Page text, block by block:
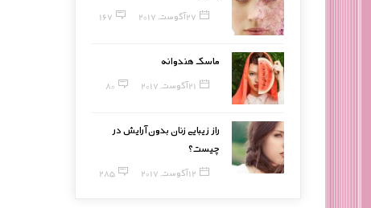
27 آگوست, 2017 167
ماسک هندوانه
21 آگوست, 2017 80
راز زیبایی زنان بدون آرایش در
چیست؟
12 آگوست, 2017 285